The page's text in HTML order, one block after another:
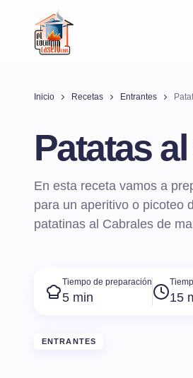
Inicio Recetas Entrantes
Patatas
En esta receta vamos a
para un aperitivo o picoteo
patatinas al Cabrales de
Tiempo de preparación
5 min 15
ENTRANTES